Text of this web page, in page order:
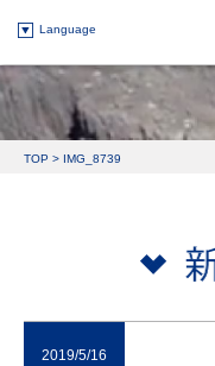
Language
TOP > IMG_8739
2019/5/16